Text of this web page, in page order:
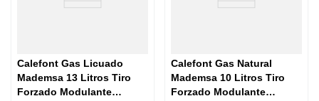
Calefont Gas Licuado
Mademsa 13 Litros Tiro
Forzado Modulante
Calefont Gas Natural
Mademsa 10 Litros Tiro
Forzado Modulante